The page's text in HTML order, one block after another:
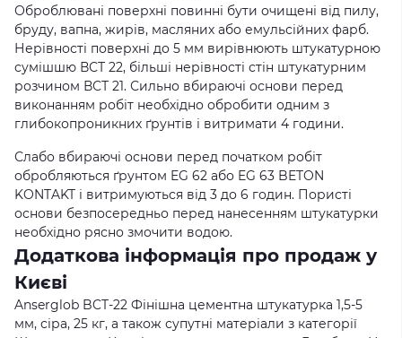
Оброблювані поверхні повинні бути очищені від пилу,
бруду, вапна, жирів, масляних або емульсійних фарб.
Нерівності поверхні до 5 мм вирівнюють штукатурною
сумішшю ВСТ 22, більші нерівності стін штукатурним
розчином ВСТ 21. Сильно вбираючі основи перед
виконанням робіт необхідно обробити одним з
глибокопроникних ґрунтів і витримати 4 години.
Слабо вбираючі основи перед початком робіт
обробляються ґрунтом EG 62 або EG 63 BETON
KONTAKT і витримуються від 3 до 6 годин. Пористі
основи безпосередньо перед нанесенням штукатурки
необхідно рясно змочити водою.
Додаткова інформація про продаж у
Києві
Anserglob BCT-22 Фінішна цементна штукатурка 1,5-5
мм, сіра, 25 кг, а також супутні матеріали з категорії